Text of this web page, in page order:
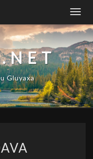
Gluyaxa